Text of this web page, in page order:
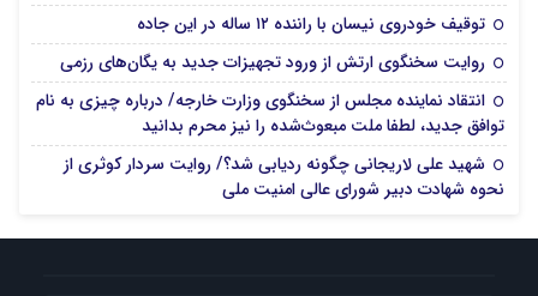
توقیف خودروی نیسان با راننده ۱۲ ساله در این جاده
روایت سخنگوی ارتش از ورود تجهیزات جدید به یگان‌های رزمی
انتقاد نماینده مجلس از سخنگوی وزارت خارجه/ درباره چیزی به نام
توافق جدید، لطفا ملت مبعوث‌شده را نیز محرم بدانید
شهید علی لاریجانی چگونه ردیابی شد؟/ روایت سردار کوثری از
نحوه شهادت دبیر شورای عالی امنیت ملی